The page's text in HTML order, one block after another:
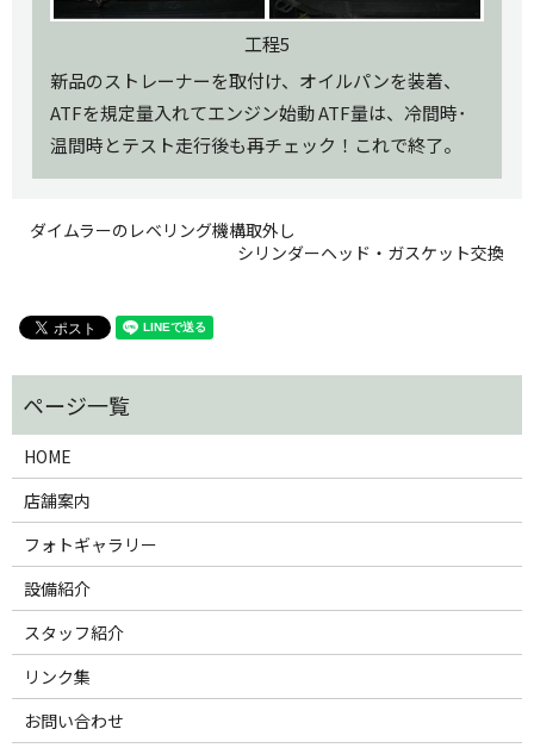
工程5
新品のストレーナーを取付け、オイルパンを装着、
ATFを規定量入れてエンジン始動 ATF量は、冷間時･
温間時とテスト走行後も再チェック！これで終了。
ダイムラーのレベリング機構取外し
シリンダーヘッド・ガスケット交換
HOME
店舗案内
フォトギャラリー
設備紹介
スタッフ紹介
リンク集
お問い合わせ